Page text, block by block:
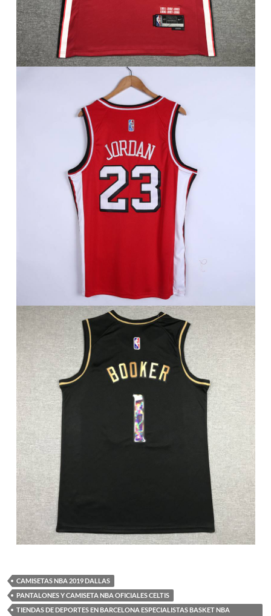
CAMISETAS NBA 2019 DALLAS
PANTALONES Y CAMISETA NBA OFICIALES CELTIS
TIENDAS DE DEPORTES EN BARCELONA ESPECIALISTAS BASKET NBA